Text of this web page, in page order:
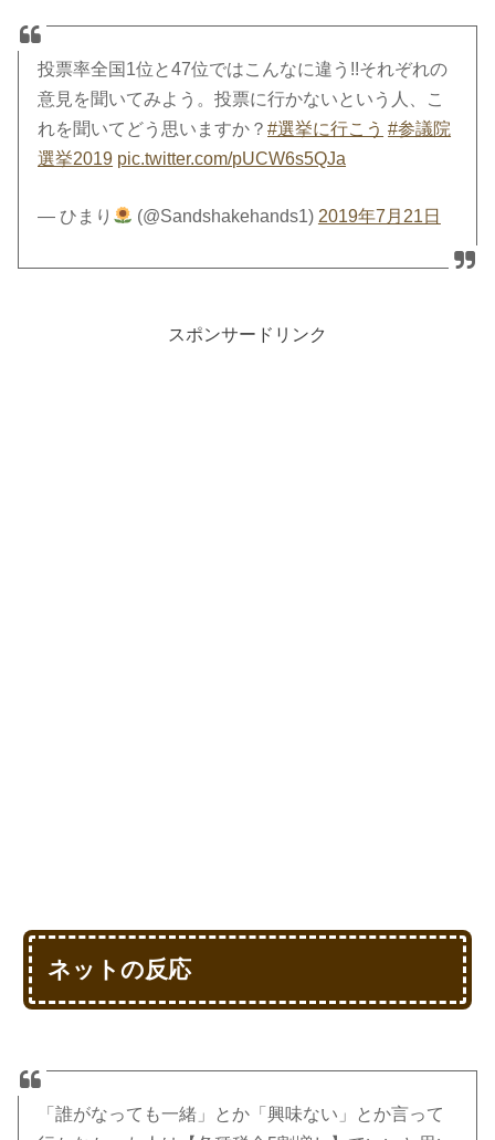
投票率全国1位と47位ではこんなに違う!!それぞれの
意見を聞いてみよう。投票に行かないという人、こ
れを聞いてどう思いますか？#選挙に行こう #参議院
選挙2019 pic.twitter.com/pUCW6s5QJa
— ひまり (@Sandshakehands1) 2019年7月21日
スポンサードリンク
ネットの反応
「誰がなっても一緒」とか「興味ない」とか言って